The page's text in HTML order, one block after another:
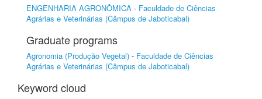
ENGENHARIA AGRONÔMICA - Faculdade de Ciências
Agrárias e Veterinárias (Câmpus de Jaboticabal)
Graduate programs
Agronomia (Produção Vegetal) - Faculdade de Ciências
Agrárias e Veterinárias (Câmpus de Jaboticabal)
Keyword cloud